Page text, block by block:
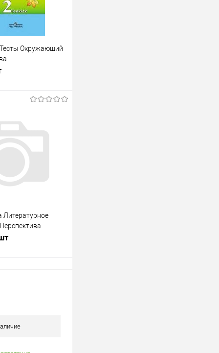
Окружающий
К сравнению
В наличии
Литературное